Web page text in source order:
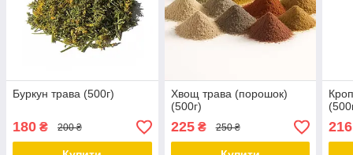
Буркун трава (500г)
180 ₴ 200 ₴
Хвощ трава (порошок)
(500г)
225₴ 250 ₴ 216